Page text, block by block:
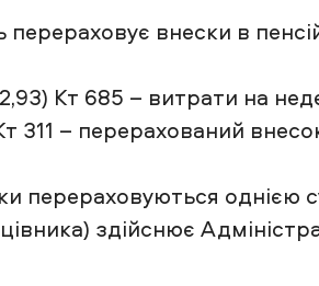
внески в
Кт 685 – витрати на
– перерахований
перераховуються однією
здійснює